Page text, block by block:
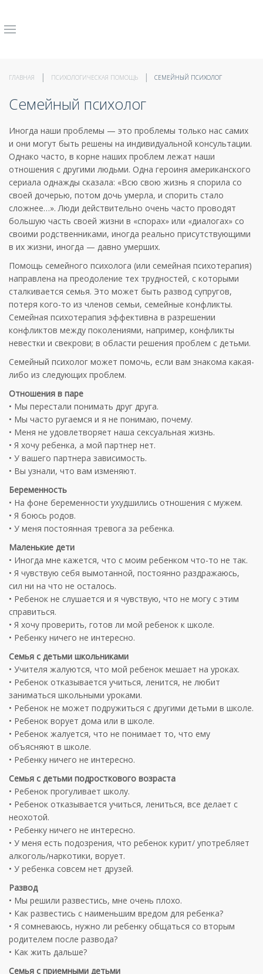
ГЛАВНАЯ ПСИХОЛОГИЧЕСКАЯ ПОМОЩЬ СЕМЕЙНЫЙ ПСИХОЛОГ
Cемейный психолог
Иногда наши проблемы — это проблемы только нас самих
и они могут быть решены на индивидуальной консультации.
Однако часто, в корне наших проблем лежат наши
отношения с другими людьми. Одна героиня американского
сериала однажды сказала: «Всю свою жизнь я спорила со
своей дочерью, потом дочь умерла, и спорить стало
сложнее…». Люди действительно очень часто проводят
большую часть своей жизни в «спорах» или «диалогах» со
своими родственниками, иногда реально присутствующими
в их жизни, иногда — давно умерших.
Помощь семейного психолога (или семейная психотерапия)
направлена на преодоление тех трудностей, с которыми
сталкивается семья. Это может быть развод супругов,
потеря кого-то из членов семьи, семейные конфликты.
Семейная психотерапия эффективна в разрешении
конфликтов между поколениями, например, конфликты
невестки и свекрови; в области решения проблем c детьми.
Семейный психолог может помочь, если вам знакома какая-
либо из следующих проблем.
Отношения в паре
• Мы перестали понимать друг друга.
• Мы часто ругаемся и я не понимаю, почему.
• Меня не удовлетворяет наша сексуальная жизнь.
• Я хочу ребенка, а мой партнер нет.
• У вашего партнера зависимость.
• Вы узнали, что вам изменяют.
Беременность
• На фоне беременности ухудшились отношения с мужем.
• Я боюсь родов.
• У меня постоянная тревога за ребенка.
Маленькие дети
• Иногда мне кажется, что с моим ребенком что-то не так.
• Я чувствую себя вымотанной, постоянно раздражаюсь,
сил ни на что не осталось.
• Ребенок не слушается и я чувствую, что не могу с этим
справиться.
• Я хочу проверить, готов ли мой ребенок к школе.
• Ребенку ничего не интересно.
Семья с детьми школьниками
• Учителя жалуются, что мой ребенок мешает на уроках.
• Ребенок отказывается учиться, ленится, не любит
заниматься школьными уроками.
• Ребенок не может подружиться с другими детьми в школе.
• Ребенок ворует дома или в школе.
• Ребенок жалуется, что не понимает то, что ему
объясняют в школе.
• Ребенку ничего не интересно.
Семья с детьми подросткового возраста
• Ребенок прогуливает школу.
• Ребенок отказывается учиться, лениться, все делает с
неохотой.
• Ребенку ничего не интересно.
• У меня есть подозрения, что ребенок курит/ употребляет
алкоголь/наркотики, ворует.
• У ребенка совсем нет друзей.
Развод
• Мы решили развестись, мне очень плохо.
• Как развестись с наименьшим вредом для ребенка?
• Я сомневаюсь, нужно ли ребенку общаться со вторым
родителем после развода?
• Как жить дальше?
Семья с приемными детьми